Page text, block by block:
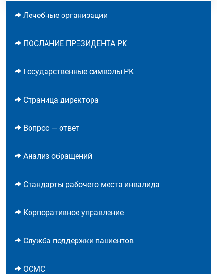
Лечебные организации
ПОСЛАНИЕ ПРЕЗИДЕНТА РК
Государственные символы РК
Страница директора
Вопрос — ответ
Анализ обращений
Стандарты рабочего места инвалида
Корпоративное управление
Служба поддержки пациентов
ОСМС